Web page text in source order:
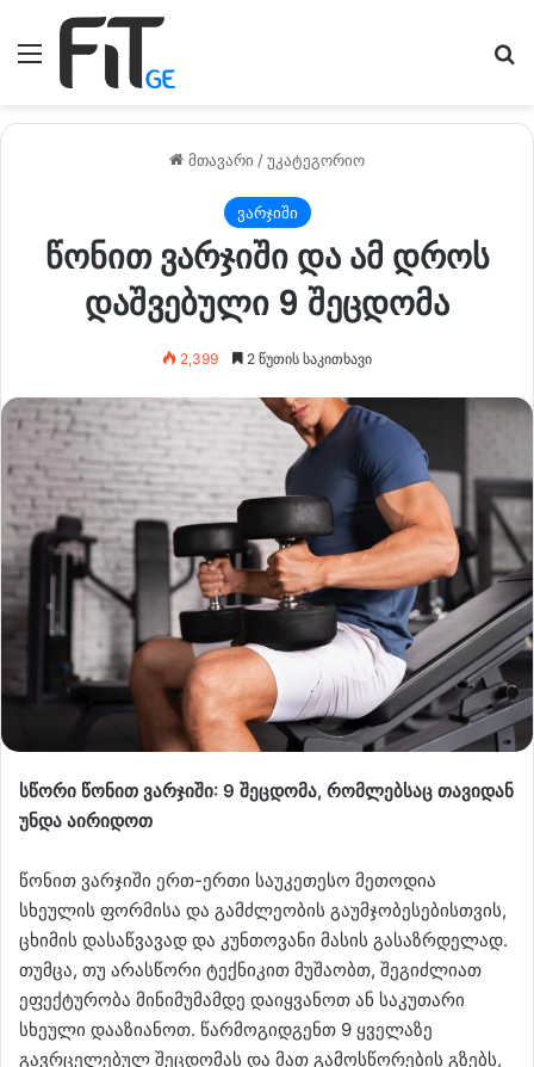
მენიუ
მთავარი /უკატეგორიო
ვარჯიში
წონით ვარჯიში და ამ დროს
დაშვებული 9 შეცდომა
2,399 2 წუთის საკითხავი
სწორი წონით ვარჯიში: 9 შეცდომა, რომლებსაც თავიდან
უნდა აირიდოთ
წონით ვარჯიში ერთ-ერთი საუკეთესო მეთოდია
სხეულის ფორმისა და გამძლეობის გაუმჯობესებისთვის,
ცხიმის დასაწვავად და კუნთოვანი მასის გასაზრდელად.
თუმცა, თუ არასწორი ტექნიკით მუშაობთ, შეგიძლიათ
ეფექტურობა მინიმუმამდე დაიყვანოთ ან საკუთარი
სხეული დააზიანოთ. წარმოგიდგენთ 9 ყველაზე
გავრცელებულ შეცდომას და მათ გამოსწორების გზებს,